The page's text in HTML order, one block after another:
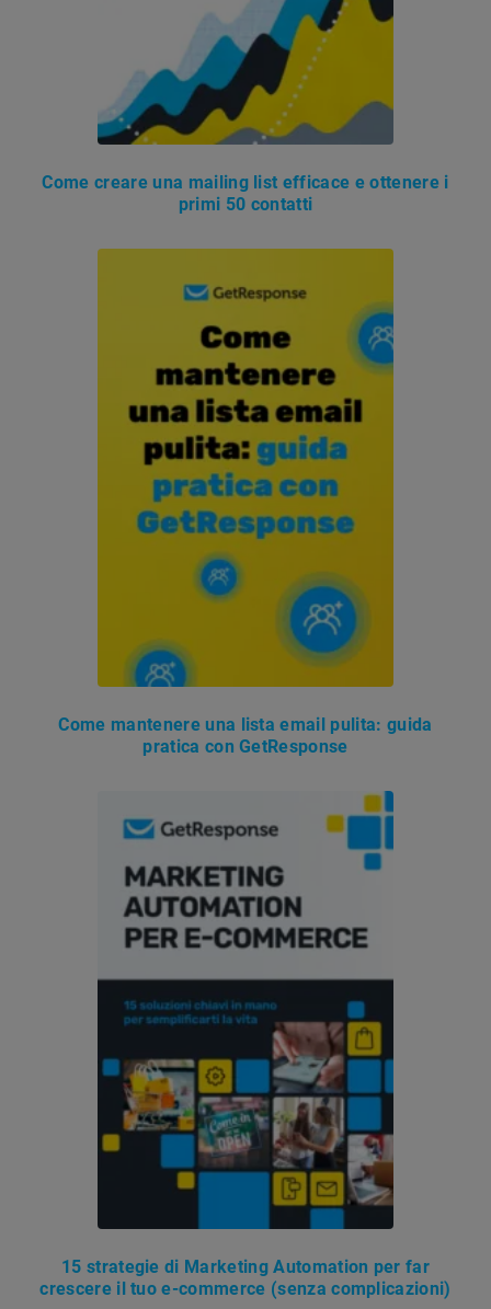
Come creare una mailing list efficace e ottenere i
primi 50 contatti
Come mantenere una lista email pulita: guida
pratica con GetResponse
15 strategie di Marketing Automation per far
crescere il tuo e-commerce (senza complicazioni)